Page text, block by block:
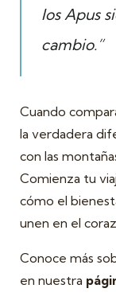
los Apus
cambio.”
Cuando
la verdadera
con las
Comienza tu
cómo el
unen en el
Conoce más
en nuestra